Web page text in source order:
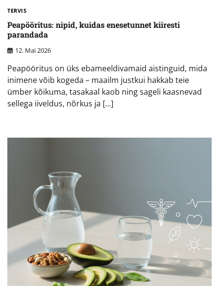
TERVIS
Peapööritus: nipid, kuidas enesetunnet kiiresti
parandada
12. Mai 2026
Peapööritus on üks ebameeldivamaid aistinguid, mida
inimene võib kogeda – maailm justkui hakkab teie
ümber kõikuma, tasakaal kaob ning sageli kaasnevad
sellega iiveldus, nõrkus ja […]